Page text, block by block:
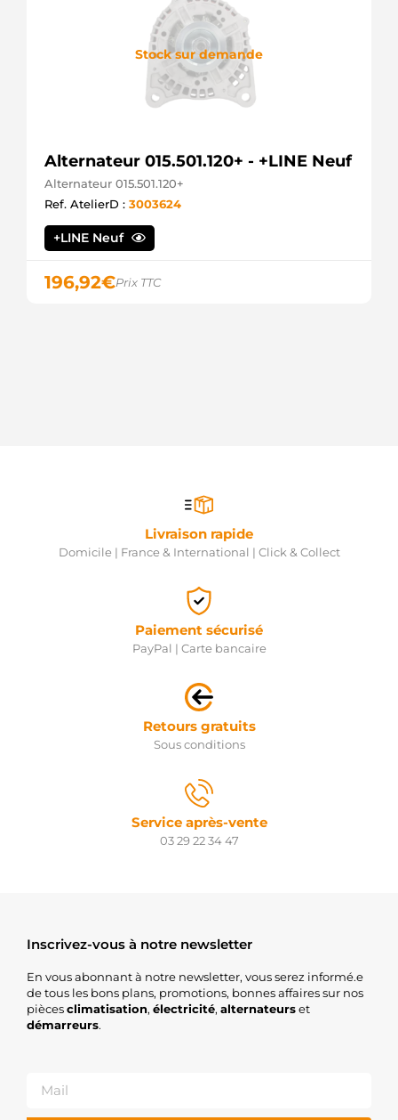
Stock sur demande
Alternateur 015.501.120+ - +LINE Neuf
Alternateur 015.501.120+
Ref. AtelierD : 3003624
+LINE Neuf
196,92€Prix TTC
Livraison rapide
Domicile | France & International | Click & Collect
Paiement sécurisé
PayPal | Carte bancaire
Retours gratuits
Sous conditions
Service après-vente
03 29 22 34 47
Inscrivez-vous à notre newsletter
En vous abonnant à notre newsletter, vous serez informé.e
de tous les bons plans, promotions, bonnes affaires sur nos
piècesclimatisation, électricité, alternateurset
démarreurs.